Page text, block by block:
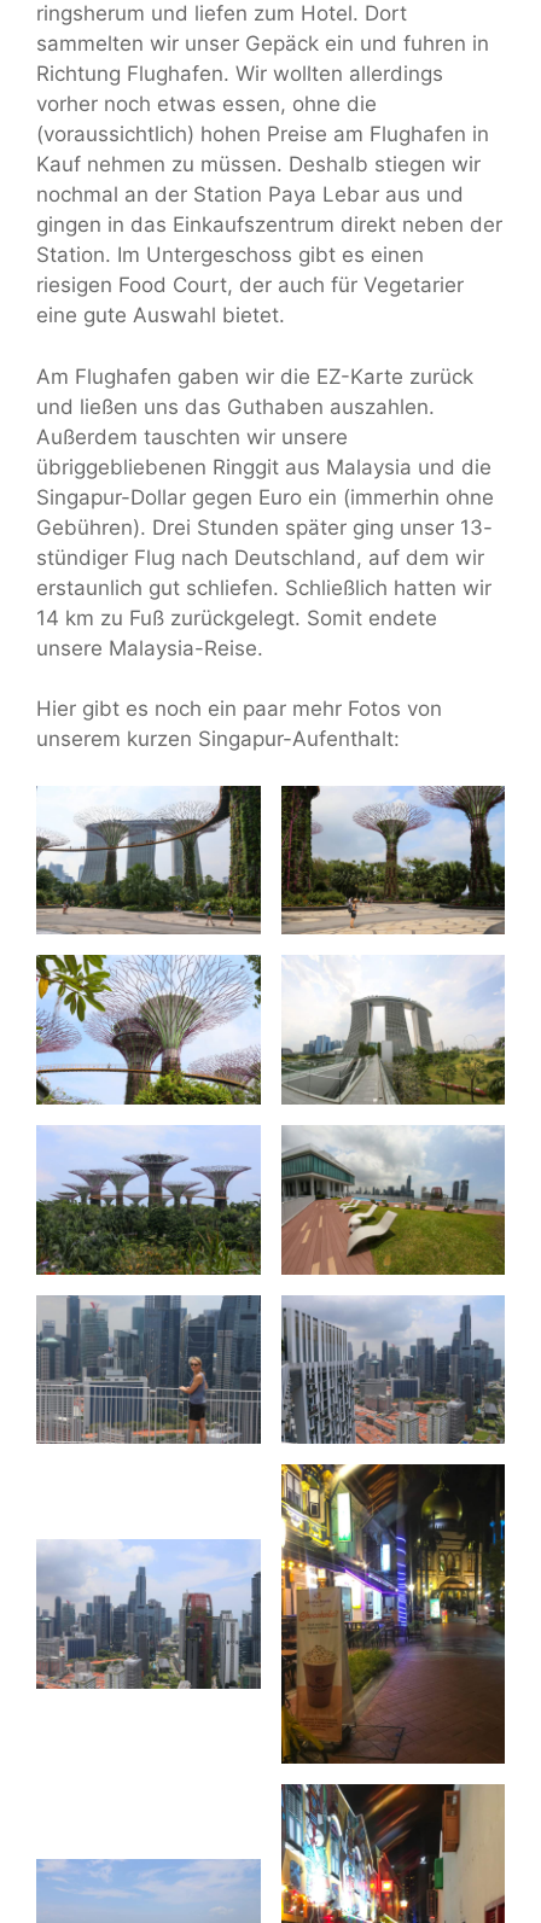
ringsherum und liefen zum Hotel. Dort
sammelten wir unser Gepäck ein und fuhren in
Richtung Flughafen. Wir wollten allerdings
vorher noch etwas essen, ohne die
(voraussichtlich) hohen Preise am Flughafen in
Kauf nehmen zu müssen. Deshalb stiegen wir
nochmal an der Station Paya Lebar aus und
gingen in das Einkaufszentrum direkt neben der
Station. Im Untergeschoss gibt es einen
riesigen Food Court, der auch für Vegetarier
eine gute Auswahl bietet.
Am Flughafen gaben wir die EZ-Karte zurück
und ließen uns das Guthaben auszahlen.
Außerdem tauschten wir unsere
übriggebliebenen Ringgit aus Malaysia und die
Singapur-Dollar gegen Euro ein (immerhin ohne
Gebühren). Drei Stunden später ging unser 13-
stündiger Flug nach Deutschland, auf dem wir
erstaunlich gut schliefen. Schließlich hatten wir
14 km zu Fuß zurückgelegt. Somit endete
unsere Malaysia-Reise.
Hier gibt es noch ein paar mehr Fotos von
unserem kurzen Singapur-Aufenthalt: